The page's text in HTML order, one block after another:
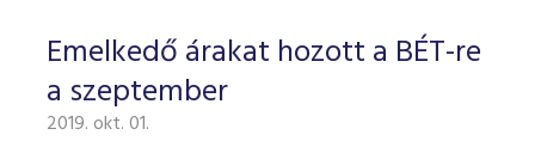
Emelkedő árakat hozott a BÉT-re
a szeptember
2019. okt. 01.